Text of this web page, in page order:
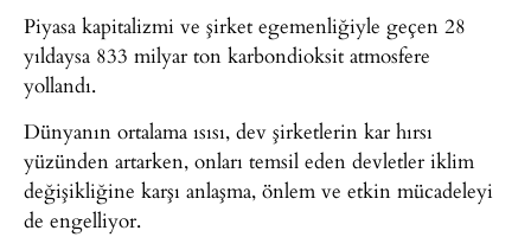
Piyasa kapitalizmi ve şirket egemenliğiyle geçen 28
yıldaysa 833 milyar ton karbondioksit atmosfere
yollandı.
Dünyanın ortalama ısısı, dev şirketlerin kar hırsı
yüzünden artarken, onları temsil eden devletler iklim
değişikliğine karşı anlaşma, önlem ve etkin mücadeleyi
de engelliyor.